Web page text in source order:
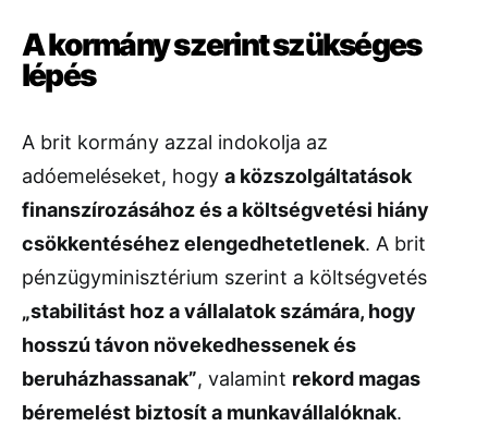
A kormány szerint szükséges
lépés
A brit kormány azzal indokolja az
adóemeléseket, hogy a közszolgáltatások
finanszírozásához és a költségvetési hiány
csökkentéséhez elengedhetetlenek. A brit
pénzügyminisztérium szerint a költségvetés
„stabilitást hoz a vállalatok számára, hogy
hosszú távon növekedhessenek és
beruházhassanak”, valamint rekord magas
béremelést biztosít a munkavállalóknak.